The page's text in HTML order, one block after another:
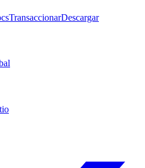
TransaccionarDescargar